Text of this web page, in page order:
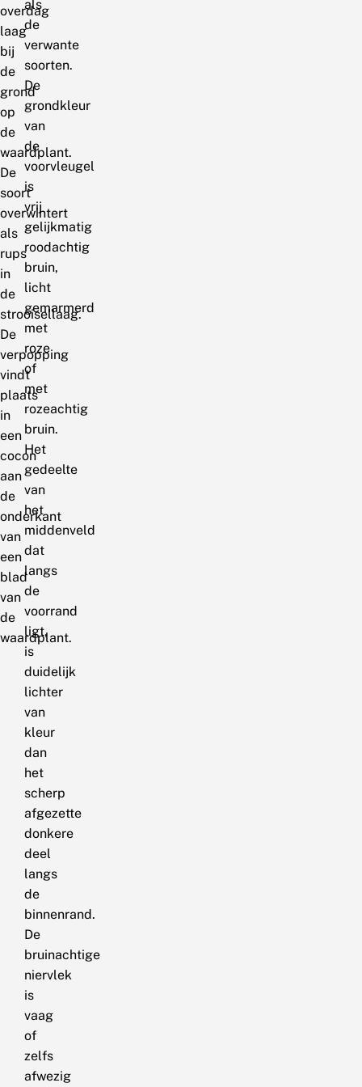
overdag
laag
bij
de
grond
op
de
waardplant.
De
soort
overwintert
als
rups
in
de
strooisellaag.
De
verpopping
vindt
plaats
in
een
cocon
aan
de
onderkant
van
een
blad
van
de
waardplant.
als
de
verwante
soorten.
De
grondkleur
van
de
voorvleugel
is
vrij
gelijkmatig
roodachtig
bruin,
licht
gemarmerd
met
roze
of
met
rozeachtig
bruin.
Het
gedeelte
van
het
middenveld
dat
langs
de
voorrand
ligt,
is
duidelijk
lichter
van
kleur
dan
het
scherp
afgezette
donkere
deel
langs
de
binnenrand.
De
bruinachtige
niervlek
is
vaag
of
zelfs
afwezig